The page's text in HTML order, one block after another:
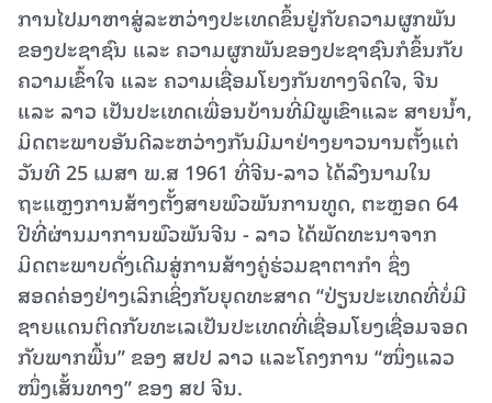
ການໄປມາຫາສູ່ລະຫວ່າງປະເທດຂຶ້ນຢູ່ກັບຄວາມຜູກພັນ
ຂອງປະຊາຊົນ ແລະ ຄວາມຜູກພັນຂອງປະຊາຊົນກໍຂຶ້ນກັບ
ຄວາມເຂົ້າໃຈ ແລະ ຄວາມເຊື່ອມໂຍງກັນທາງຈິດໃຈ, ຈີນ
ແລະ ລາວ ເປັນປະເທດເພື່ອນບ້ານທີ່ມີພູເຂົາແລະ ສາຍນ້ຳ,
ມິດຕະພາບອັນດີລະຫວ່າງກັນມີມາຢ່າງຍາວນານຕັ້ງແຕ່
ວັນທີ 25 ເມສາ ພ.ສ 1961 ທີ່ຈີນ-ລາວ ໄດ້ລົງນາມໃນ
ຖະແຫຼງການສ້າງ​ຕັ້ງ​ສາຍ​ພົວ​ພັນ​ການ​ທູດ, ຕະຫຼອດ 64
ປີທີ່ຜ່ານມາການ​ພົວ​ພັນຈີນ - ລາວ ໄດ້ພັດທະນາຈາກ
ມິດຕະພາບດັ່ງເດີມສູ່ການ​ສ້າງ​ຄູ່ຮ່ວມຊາ​ຕາ​ກຳ ຊຶ່ງ
ສອດຄ່ອງຢ່າງເລິກເຊິ່ງກັບຍຸດທະສາດ “ປ່ຽນປະເທດທີ່ບໍ່ມີ
ຊາຍ​ແດນ​ຕິດ​ກັບທະເລເປັນປະເທດທີ່ເຊື່ອມໂຍງເຊື່ອມ​ຈອດ​
ກັບ​ພາກ​ພື້ນ” ຂອງ ສ​ປ​ປ ລາວ ແລະໂຄງການ “ໜຶ່ງແລວ
ໜຶ່ງເສັ້ນທາງ” ຂອງ ສ​ປ ຈີນ.